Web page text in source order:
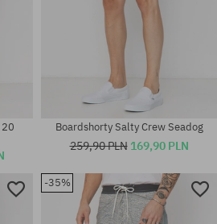
Dostępne rozmiary:
Boardshorty Salty Crew Seadog
259,90 PLN 169,90 PLN
-35%